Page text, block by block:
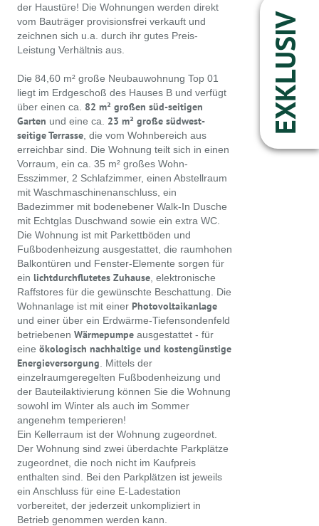
der Haustüre! Die Wohnungen werden direkt
vom Bauträger provisionsfrei verkauft und
zeichnen sich u.a. durch ihr gutes Preis-
Leistung Verhältnis aus.
Die 84,60 m² große Neubauwohnung Top 01
liegt im Erdgeschoß des Hauses B und verfügt
über einen ca. 82 m² großen süd-seitigen
Garten und eine ca. 23 m² große südwest-
seitige Terrasse , die vom Wohnbereich aus
erreichbar sind. Die Wohnung teilt sich in einen
Vorraum, ein ca. 35 m² großes Wohn-
Esszimmer, 2 Schlafzimmer, einen Abstellraum
mit Waschmaschinenanschluss, ein
Badezimmer mit bodenebener Walk-In Dusche
mit Echtglas Duschwand sowie ein extra WC.
Die Wohnung ist mit Parkettböden und
Fußbodenheizung ausgestattet, die raumhohen
Balkontüren und Fenster-Elemente sorgen für
ein lichtdurchflutetes Zuhause , elektronische
Raffstores für die gewünschte Beschattung. Die
Wohnanlage ist mit einer Photovoltaikanlage
und einer über ein Erdwärme-Tiefensondenfeld
betriebenen Wärmepumpe ausgestattet - für
eine ökologisch nachhaltige und kostengünstige
Energieversorgung . Mittels der
einzelraumgeregelten Fußbodenheizung und
der Bauteilaktivierung können Sie die Wohnung
sowohl im Winter als auch im Sommer
angenehm temperieren!
Ein Kellerraum ist der Wohnung zugeordnet.
Der Wohnung sind zwei überdachte Parkplätze
zugeordnet, die noch nicht im Kaufpreis
enthalten sind. Bei den Parkplätzen ist jeweils
ein Anschluss für eine E-Ladestation
vorbereitet, der jederzeit unkompliziert in
Betrieb genommen werden kann.
EXKLUSIV